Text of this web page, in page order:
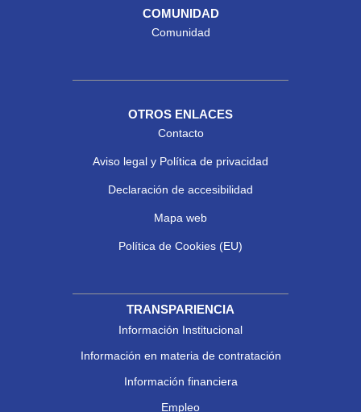
COMUNIDAD
Comunidad
OTROS ENLACES
Contacto
Aviso legal y Política de privacidad
Declaración de accesibilidad
Mapa web
Política de Cookies (EU)
TRANSPARIENCIA
Información Institucional
Información en materia de contratación
Información financiera
Empleo